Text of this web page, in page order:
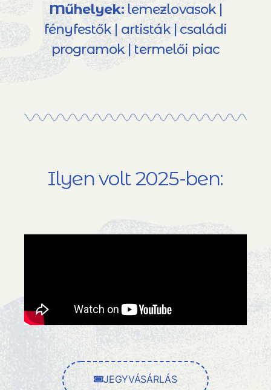
Műhelyek:lemezlovasok |
fényfestők | artisták | családi
programok | termelői piac
Ilyen volt 2025-ben:
JEGYVÁSÁRLÁS